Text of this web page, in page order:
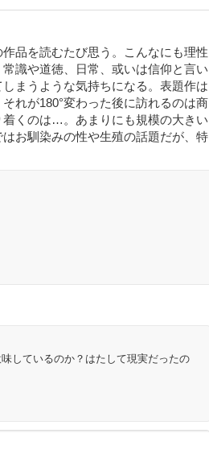
品を読むたび思う。こんなにも理性
識や道徳、日常、或いは信仰と言い
まうような気持ちになる。表題作は
れが180°変わった後に訪れるのは商
くのは…。あまりにも規模の大きい
お馴染みの性や生殖の話題だが、特
しているのか？はたして現実だったの